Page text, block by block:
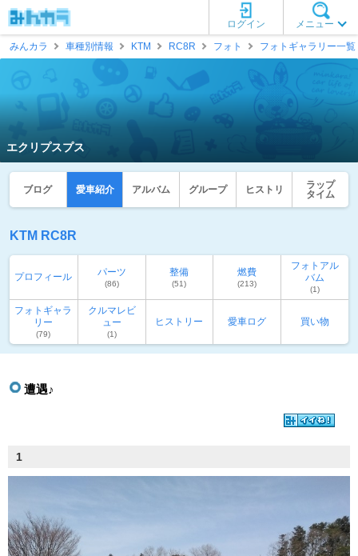
メニュー
ログイン
みんカラ
車種別情報 KTM RC8R フォト フォトギャラリー一覧
エクリプスプス
ブログ 愛車紹介 アルバム グループ ヒストリ
ラップ
タイム
KTM RC8R
プロフィール パーツ
(86)
整備
(51)
燃費
(213)
フォトアル
バム
(1)
フォトギャラ
リー
(79)
クルマレビ
ュー
(1)
ヒストリー 愛車ログ 買い物
遭遇♪
1